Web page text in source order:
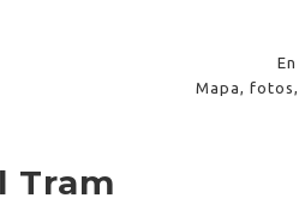
Mapa,
Tram